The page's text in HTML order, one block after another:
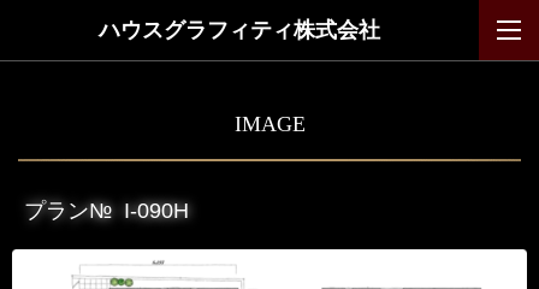
ハウスグラフィティ株式会社
IMAGE
プラン№ I-090H